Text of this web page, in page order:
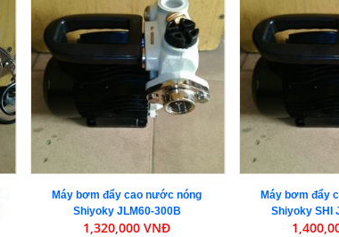
Máy bơm đẩy cao nước nóng
Shiyoky JLM60-300B
1,320,000 VNĐ
Máy bơm đẩy
Shiyoky SHI